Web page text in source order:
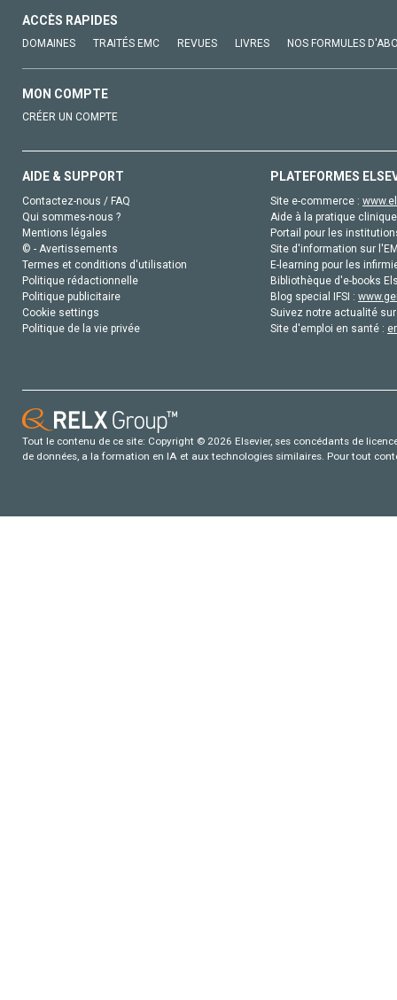
ACCÈS RAPIDES
DOMAINES TRAITÉS EMC REVUES LIVRES NOS FORMULES
MON COMPTE
CRÉER UN COMPTE
AIDE & SUPPORT
Contactez-nous / FAQ
Qui sommes-nous ?
Mentions légales
© - Avertissements
Termes et conditions d'utilisation
Politique rédactionnelle
Politique publicitaire
Cookie settings
Politique de la vie privée
PLATEFORMES
Site e-commerce :
Aide à la pratique
Portail pour les
Site d'information sur
E-learning pour les
Bibliothèque d'e-books
Blog special IFSI :
Suivez notre actualité
Site d'emploi en santé :
Tout le contenu de ce site: Copyright © 2026 Elsevier, ses concédants de
de données, a la formation en IA et aux technologies similaires. Pour tout